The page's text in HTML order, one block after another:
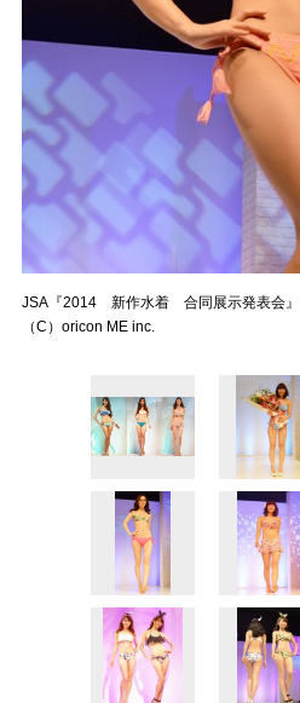
JSA『2014 新作水着 合同展示発表会
（C）oricon ME inc.